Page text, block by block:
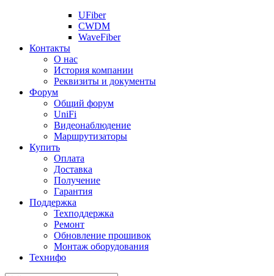
UFiber
CWDM
WaveFiber
Контакты
О нас
История компании
Реквизиты и документы
Форум
Общий форум
UniFi
Видеонаблюдение
Маршрутизаторы
Купить
Оплата
Доставка
Получение
Гарантия
Поддержка
Техподдержка
Ремонт
Обновление прошивок
Монтаж оборудования
Технифо